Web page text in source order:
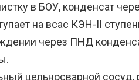
в БОУ, конденсат
на всас КЭН-II
через ПНД
цельносварной